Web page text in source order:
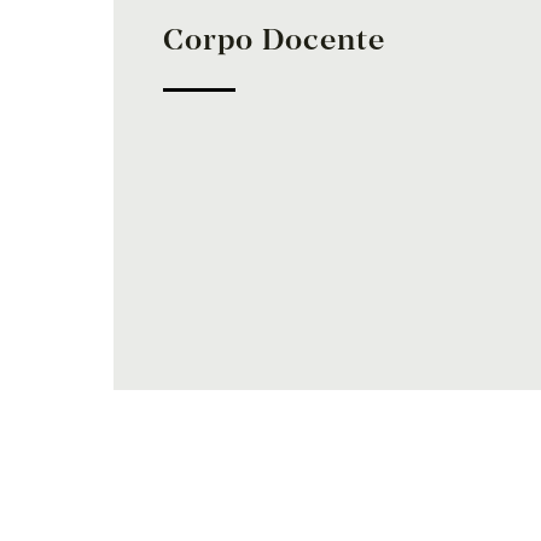
Corpo Docente